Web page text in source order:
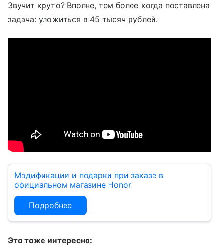
Звучит круто? Вполне, тем более когда поставлена
задача: уложиться в 45 тысяч рублей.
Модификации и подарки при заказе в
официальном магазине Honor
Подробнее
Это тоже интересно: